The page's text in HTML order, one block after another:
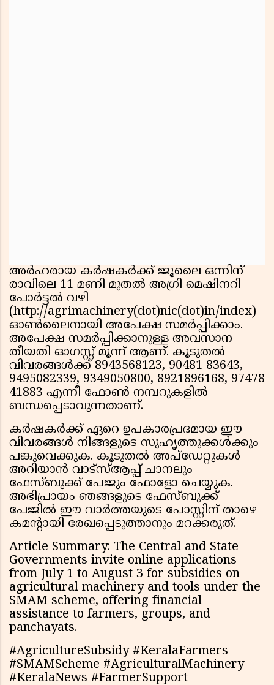
അർഹരായ കർഷകർക്ക് ജൂലൈ ഒന്നിന്
രാവിലെ 11 മണി മുതൽ അഗ്രി മെഷിനറി
പോർട്ടൽ വഴി
(http://agrimachinery(dot)nic(dot)in/index)
ഓൺലൈനായി അപേക്ഷ സമർപ്പിക്കാം.
അപേക്ഷ സമർപ്പിക്കാനുള്ള അവസാന
തീയതി ഓഗസ്റ്റ് മൂന്ന് ആണ്. കൂടുതൽ
വിവരങ്ങൾക്ക് 8943568123, 90481 83643,
9495082339, 9349050800, 8921896168, 97478
41883 എന്നീ ഫോൺ നമ്പറുകളിൽ
ബന്ധപ്പെടാവുന്നതാണ്.
കർഷകർക്ക് ഏറെ ഉപകാരപ്രദമായ ഈ
വിവരങ്ങൾ നിങ്ങളുടെ സുഹൃത്തുക്കൾക്കും
പങ്കുവെക്കുക. കൂടുതൽ അപ്ഡേറ്റുകൾ
അറിയാൻ വാട്സ്ആപ്പ് ചാനലും
ഫേസ്ബുക്ക് പേജും ഫോളോ ചെയ്യുക.
അഭിപ്രായം ഞങ്ങളുടെ ഫേസ്ബുക്ക്
പേജിൽ ഈ വാർത്തയുടെ പോസ്റ്റിന് താഴെ
കമന്റായി രേഖപ്പെടുത്താനും മറക്കരുത്.
Article Summary: The Central and State
Governments invite online applications
from July 1 to August 3 for subsidies on
agricultural machinery and tools under the
SMAM scheme, offering financial
assistance to farmers, groups, and
panchayats.
#AgricultureSubsidy #KeralaFarmers
#SMAMScheme #AgriculturalMachinery
#KeralaNews #FarmerSupport